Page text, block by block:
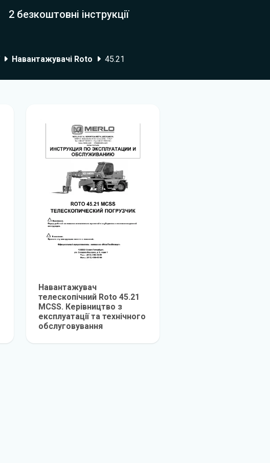
2 безкоштовні інструкції
Навантажувачі Roto 45.21
Навантажувач
телескопічний Roto 45.21
MCSS. Керівництво з
експлуатації та технічного
обслуговування